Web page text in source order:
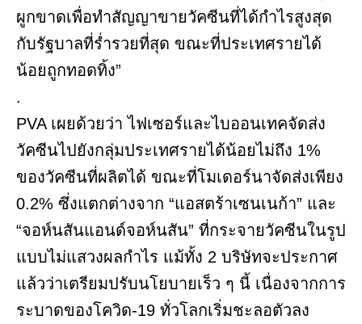
ผูกขาดเพื่อทำสัญญาขายวัคซีนที่ได้กำไรสูงสุด
กับรัฐบาลที่ร่ำรวยที่สุด ขณะที่ประเทศรายได้
น้อยถูกทอดทิ้ง”
.
PVA เผยด้วยว่า ไฟเซอร์และไบออนเทคจัดส่ง
วัคซีนไปยังกลุ่มประเทศรายได้น้อยไม่ถึง 1%
ของวัคซีนที่ผลิตได้ ขณะที่โมเดอร์นาจัดส่งเพียง
0.2% ซึ่งแตกต่างจาก “แอสตร้าเซนเนก้า” และ
“จอห์นสันแอนด์จอห์นสัน” ที่กระจายวัคซีนในรูป
แบบไม่แสวงผลกำไร แม้ทั้ง 2 บริษัทจะประกาศ
แล้วว่าเตรียมปรับนโยบายเร็ว ๆ นี้ เนื่องจากการ
ระบาดของโควิด-19 ทั่วโลกเริ่มชะลอตัวลง